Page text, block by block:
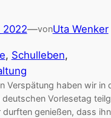
2022—vonUta Wenker
, Schulleben
Verspätung haben wir in
Vorlesetag
durften genießen, dass